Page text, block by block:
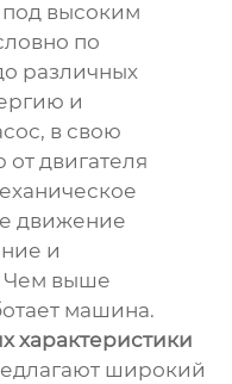
высоким
по
различных
и
в свою
двигателя
движение
и
Чем выше
машина.
характеристики
широкий